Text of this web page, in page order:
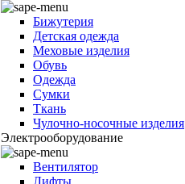
Бижутерия
Детская одежда
Меховые изделия
Обувь
Одежда
Сумки
Ткань
Чулочно-носочные изделия
Электрооборудование
Вентилятор
Лифты